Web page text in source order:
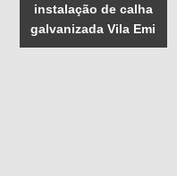
instalação de calha
galvanizada Vila Emi